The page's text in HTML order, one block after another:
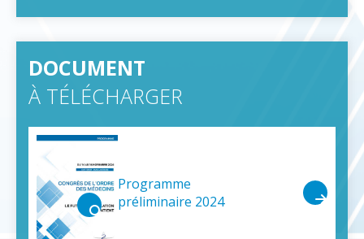
DOCUMENT
À TÉLÉCHARGER
Programme
préliminaire 2024